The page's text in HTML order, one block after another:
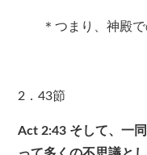
＊つまり、神殿
2．43節
Act 2:43 そして、一